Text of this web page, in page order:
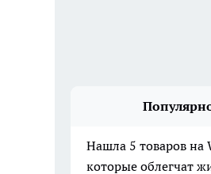
Нашла 5 товаров на
которые облегчат